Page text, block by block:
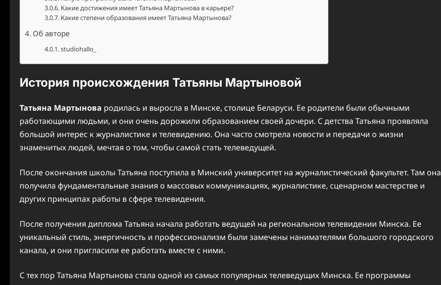
Какие достижения имеет Татьяна Мартынова в карьере?
Какие степени образования имеет Татьяна Мартынова?
Об авторе
studiohallo_
История происхождения Татьяны Мартыновой
Татьяна Мартынова родилась и выросла в Минске, столице Беларуси. Ее родители были обычными
работающими людьми, и они очень дорожили образованием своей дочери. С детства Татьяна проявляла
большой интерес к журналистике и телевидению. Она часто смотрела новости и передачи о жизни
знаменитых людей, мечтая о том, чтобы самой стать телеведущей.
После окончания школы Татьяна поступила в Минский университет на журналистический факультет. Там она
получила фундаментальные знания о массовых коммуникациях, журналистике, сценарном мастерстве и
других принципах работы в сфере телевидения.
После получения диплома Татьяна начала работать ведущей на региональном телевидении Минска. Ее
уникальный стиль, энергичность и профессионализм были замечены нанимателями большого городского
канала, и они пригласили ее работать вместе с ними.
С тех пор Татьяна Мартынова стала одной из самых популярных телеведущих Минска. Ее программы